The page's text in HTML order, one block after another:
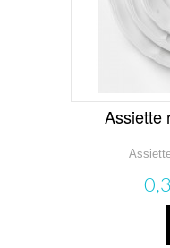
Assiette